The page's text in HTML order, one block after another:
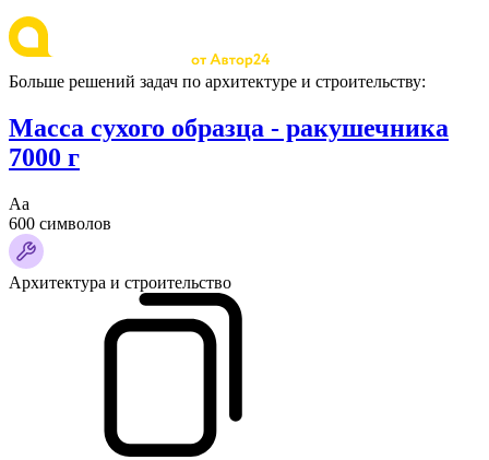
Больше решений задач по архитектуре и строительству:
Масса сухого образца - ракушечника
7000 г
Аа
600 символов
Архитектура и строительство